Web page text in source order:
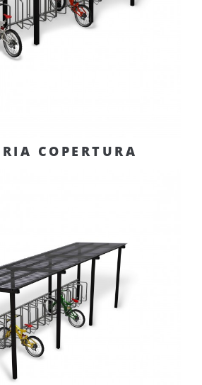
COPERTURA